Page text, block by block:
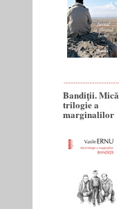
Bandiţii. Mică
trilogie a
marginalilor